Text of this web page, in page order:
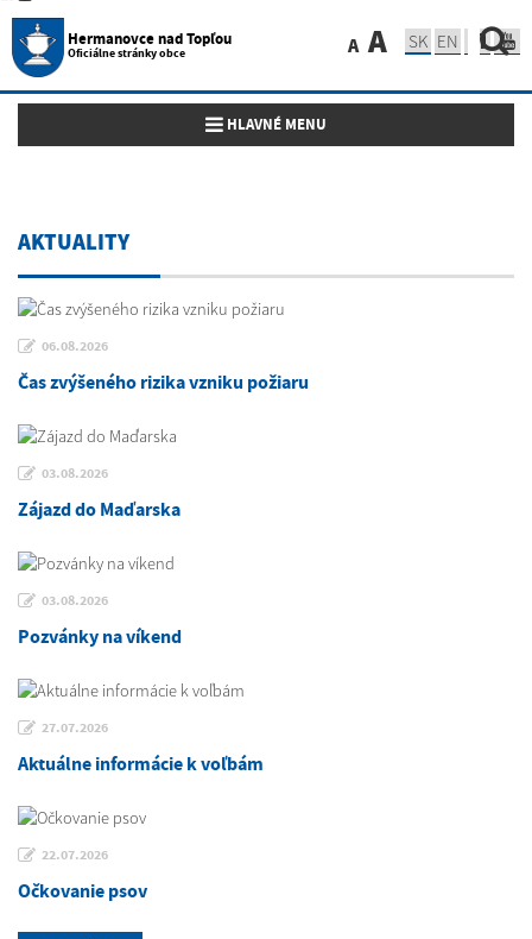
Hermanovce nad Topľou
Oficiálne stránky obce A A SK EN
Toggle navigation
HLAVNÉ MENU
AKTUALITY
06.08.2026
Čas zvýšeného rizika vzniku požiaru
03.08.2026
Zájazd do Maďarska
03.08.2026
Pozvánky na víkend
27.07.2026
Aktuálne informácie k voľbám
22.07.2026
Očkovanie psov